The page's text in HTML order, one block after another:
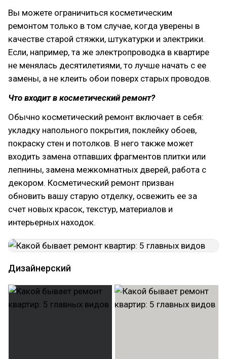
Вы можете ограничиться косметическим
ремонтом только в том случае, когда уверены в
качестве старой стяжки, штукатурки и электрики.
Если, например, та же электропроводка в квартире
не менялась десятилетиями, то лучше начать с ее
замены, а не клеить обои поверх старых проводов.
Что входит в косметический ремонт?
Обычно косметический ремонт включает в себя:
укладку напольного покрытия, поклейку обоев,
покраску стен и потолков. В него также может
входить замена отпавших фрагментов плитки или
лепнины, замена межкомнатных дверей, работа с
декором. Косметический ремонт призван
обновить вашу старую отделку, освежить ее за
счет новых красок, текстур, материалов и
интерьерных находок.
Дизайнерский